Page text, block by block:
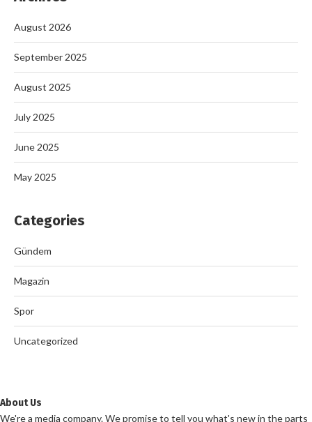
August 2026
September 2025
August 2025
July 2025
June 2025
May 2025
Categories
Gündem
Magazin
Spor
Uncategorized
About Us
We're a media company. We promise to tell you what's new in the parts